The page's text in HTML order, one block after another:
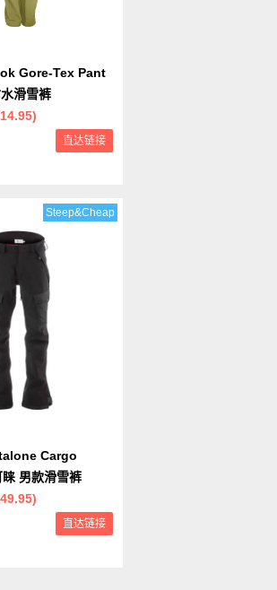
Gore-Tex Pant
滑雪裤
直达链接
Steep&Cheap
Cargo
男款滑雪裤
直达链接